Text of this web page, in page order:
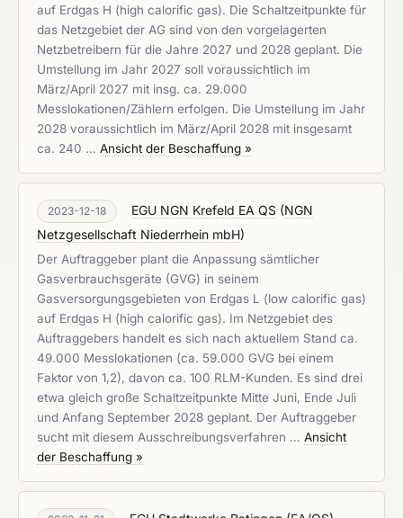
auf Erdgas H (high calorific gas). Die Schaltzeitpunkte für
das Netzgebiet der AG sind von den vorgelagerten
Netzbetreibern für die Jahre 2027 und 2028 geplant. Die
Umstellung im Jahr 2027 soll voraussichtlich im
März/April 2027 mit insg. ca. 29.000
Messlokationen/Zählern erfolgen. Die Umstellung im Jahr
2028 voraussichtlich im März/April 2028 mit insgesamt
ca. 240 … Ansicht der Beschaffung »
2023-12-18 EGU NGN Krefeld EA QS (NGN
Netzgesellschaft Niederrhein mbH)
Der Auftraggeber plant die Anpassung sämtlicher
Gasverbrauchsgeräte (GVG) in seinem
Gasversorgungsgebieten von Erdgas L (low calorific gas)
auf Erdgas H (high calorific gas). Im Netzgebiet des
Auftraggebers handelt es sich nach aktuellem Stand ca.
49.000 Messlokationen (ca. 59.000 GVG bei einem
Faktor von 1,2), davon ca. 100 RLM-Kunden. Es sind drei
etwa gleich große Schaltzeitpunkte Mitte Juni, Ende Juli
und Anfang September 2028 geplant. Der Auftraggeber
sucht mit diesem Ausschreibungsverfahren … Ansicht
der Beschaffung »